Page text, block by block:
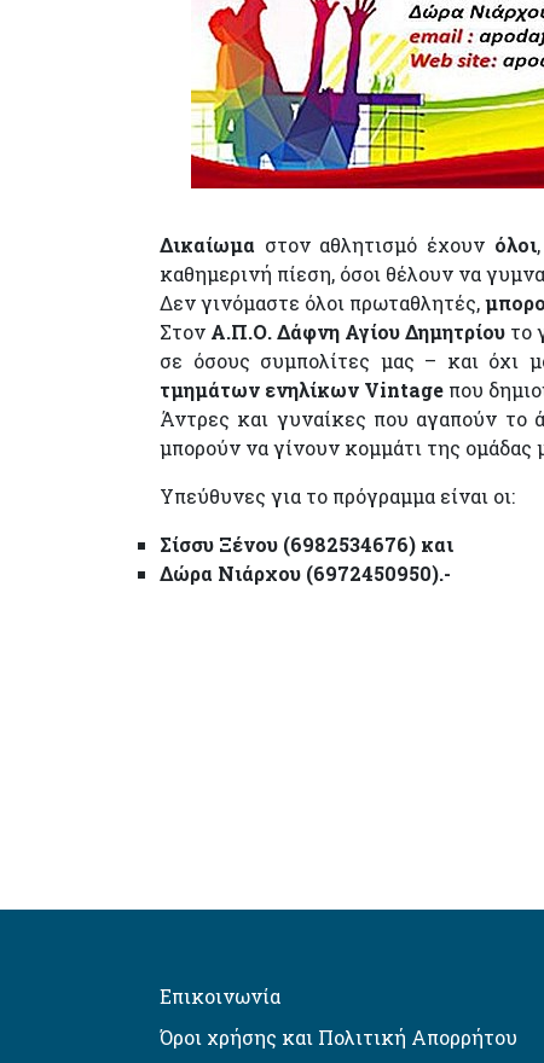
Δικαίωμα στον αθλητισμό έχουν όλοι
καθημερινή πίεση, όσοι θέλουν να
Δεν γινόμαστε όλοι πρωταθλητές,
Στον Α.Π.Ο. Δάφνη Αγίου Δημητρίου το
σε όσους συμπολίτες μας – και όχι
τμημάτων ενηλίκων Vintage που
Άντρες και γυναίκες που αγαπούν το
μπορούν να γίνουν κομμάτι της ομάδας
Υπεύθυνες για το πρόγραμμα είναι οι:
Σίσσυ Ξένου (6982534676) και
Δώρα Νιάρχου (6972450950).-
Επικοινωνία
Όροι χρήσης και Πολιτική Απορρήτου